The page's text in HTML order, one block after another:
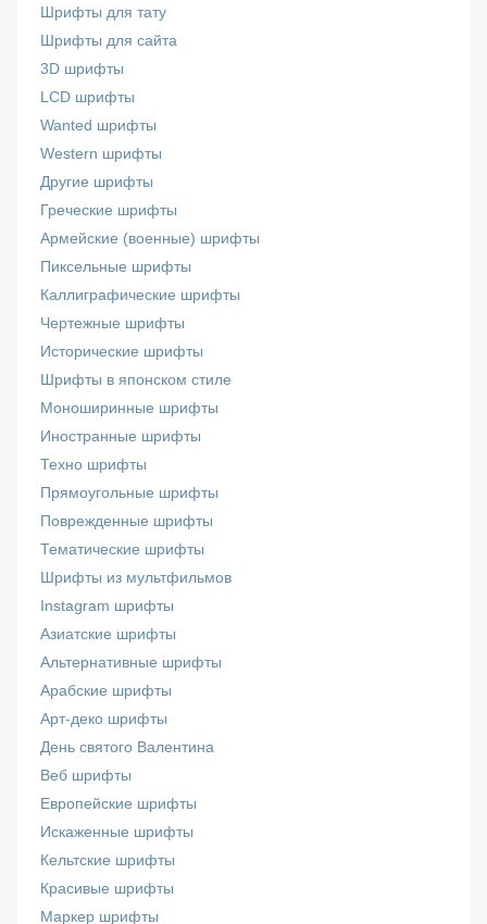
Шрифты для тату
Шрифты для сайта
3D шрифты
LCD шрифты
Wanted шрифты
Western шрифты
Другие шрифты
Греческие шрифты
Армейские (военные) шрифты
Пиксельные шрифты
Каллиграфические шрифты
Чертежные шрифты
Исторические шрифты
Шрифты в японском стиле
Моноширинные шрифты
Иностранные шрифты
Техно шрифты
Прямоугольные шрифты
Поврежденные шрифты
Тематические шрифты
Шрифты из мультфильмов
Instagram шрифты
Азиатские шрифты
Альтернативные шрифты
Арабские шрифты
Арт-деко шрифты
День святого Валентина
Веб шрифты
Европейские шрифты
Искаженные шрифты
Кельтские шрифты
Красивые шрифты
Маркер шрифты